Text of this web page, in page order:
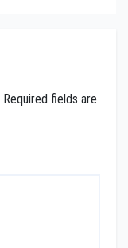
Required fields are